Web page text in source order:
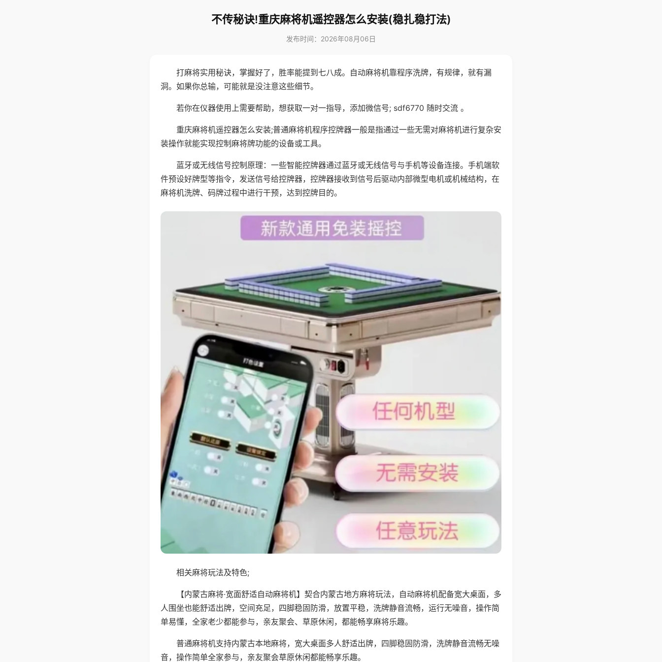
不传秘诀!重庆麻将机遥控器怎么安装(稳扎稳打法)
发布时间：2026年08月06日
打麻将实用秘诀，掌握好了，胜率能提到七八成。自动麻将机靠程序洗牌，有规律，就有漏
洞。如果你总输，可能就是没注意这些细节。
若你在仪器使用上需要帮助，想获取一对一指导，添加微信号; sdf6770 随时交流 。
重庆麻将机遥控器怎么安装;普通麻将机程序控牌器一般是指通过一些无需对麻将机进行复杂安
装操作就能实现控制麻将牌功能的设备或工具。
蓝牙或无线信号控制原理：一些智能控牌器通过蓝牙或无线信号与手机等设备连接。手机端软
件预设好牌型等指令，发送信号给控牌器，控牌器接收到信号后驱动内部微型电机或机械结构，在
麻将机洗牌、码牌过程中进行干预，达到控牌目的。
相关麻将玩法及特色;
【内蒙古麻将·宽面舒适自动麻将机】契合内蒙古地方麻将玩法，自动麻将机配备宽大桌面，多
人围坐也能舒适出牌，空间充足，四脚稳固防滑，放置平稳，洗牌静音流畅，运行无噪音，操作简
单易懂，全家老少都能参与，亲友聚会、草原休闲，都能畅享麻将乐趣。
普通麻将机支持内蒙古本地麻将，宽大桌面多人舒适出牌，四脚稳固防滑，洗牌静音流畅无噪
音，操作简单全家参与，亲友聚会草原休闲都能畅享乐趣。